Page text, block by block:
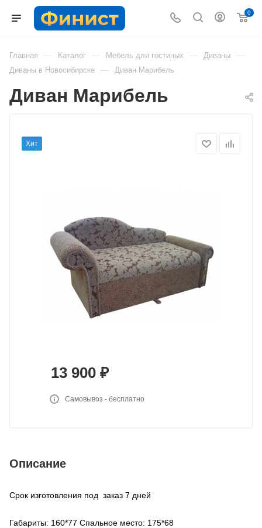
0
Главная — Каталог — Мебель для гостиных — Диваны —
Диваны в Новосибирске — Диван Марибель
Диван Марибель
Хит
13 900 ₽
Самовывоз - бесплатно
Описание
Срок изготовления под заказ 7 дней
Габариты: 160*77 Спальное место: 175*68